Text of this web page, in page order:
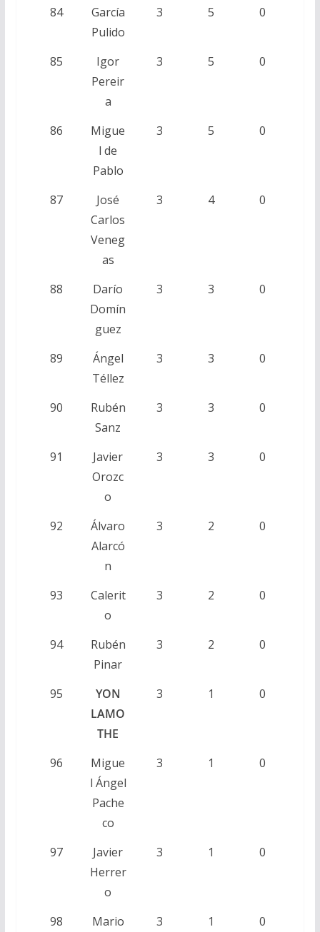
84
García
Pulido
3 5 0
85
Igor
Pereir
a
3 5 0
86
Migue
l de
Pablo
3 5 0
87
José
Carlos
Veneg
as
3 4 0
88
Darío
Domín
guez
3 3 0
89
Ángel
Téllez
3 3 0
90
Rubén
Sanz
3 3 0
91
Javier
Orozc
o
3 3 0
92
Álvaro
Alarcó
n
3 2 0
93
Calerit
o
3 2 0
94
Rubén
Pinar
3 2 0
95
YON
LAMO
THE
3 1 0
96
Migue
l Ángel
Pache
co
3 1 0
97
Javier
Herrer
o
3 1 0
98
Mario
3 1 0